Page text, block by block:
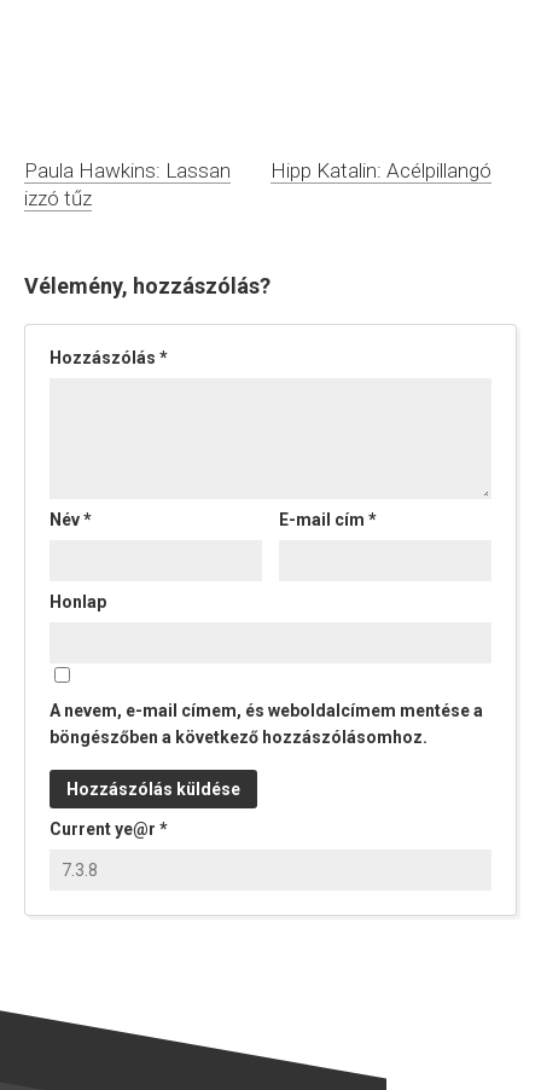
Paula Hawkins: Lassan
izzó tűz
Hipp Katalin: Acélpillangó
Vélemény, hozzászólás?
Hozzászólás *
Név* E-mail cím*
Honlap
A nevem, e-mail címem, és weboldalcímem mentése a
böngészőben a következő hozzászólásomhoz.
Current ye@r *